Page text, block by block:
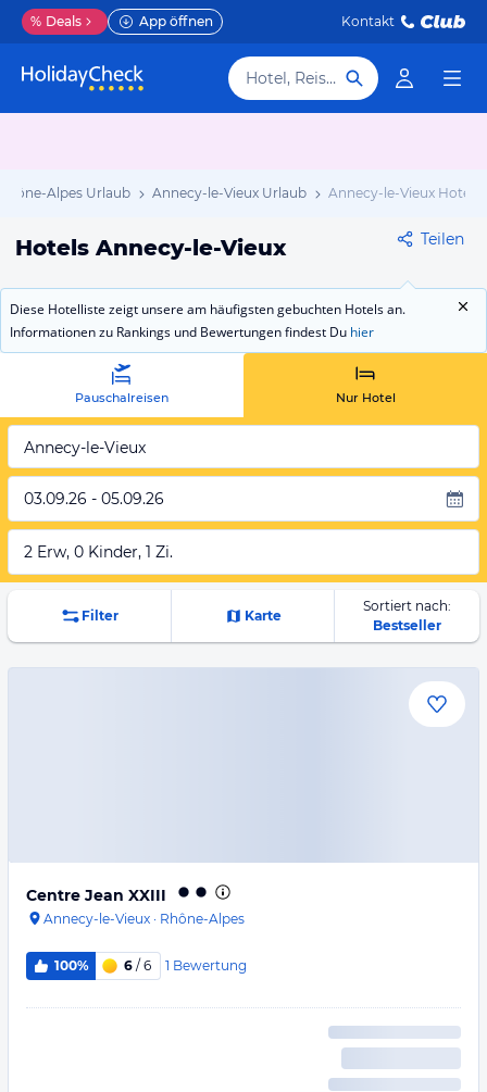
% Deals App öffnen Kontakt
Hotel, Reiseziel
Alpes Urlaub Annecy-le-Vieux Urlaub Annecy-le-Vieux Hotels
Hotels Annecy-le-Vieux Teilen
Diese Hotelliste zeigt unsere am häufigsten gebuchten Hotels an.
Informationen zu Rankings und Bewertungen findest Du hier
Pauschalreisen Nur Hotel
Annecy-le-Vieux
03.09.26 - 05.09.26
2 Erw, 0 Kinder, 1 Zi.
Filter Karte
Sortiert nach:
Bestseller
Centre Jean XXIII
Annecy-le-Vieux · Rhône-Alpes
100% 6 / 6 1 Bewertung